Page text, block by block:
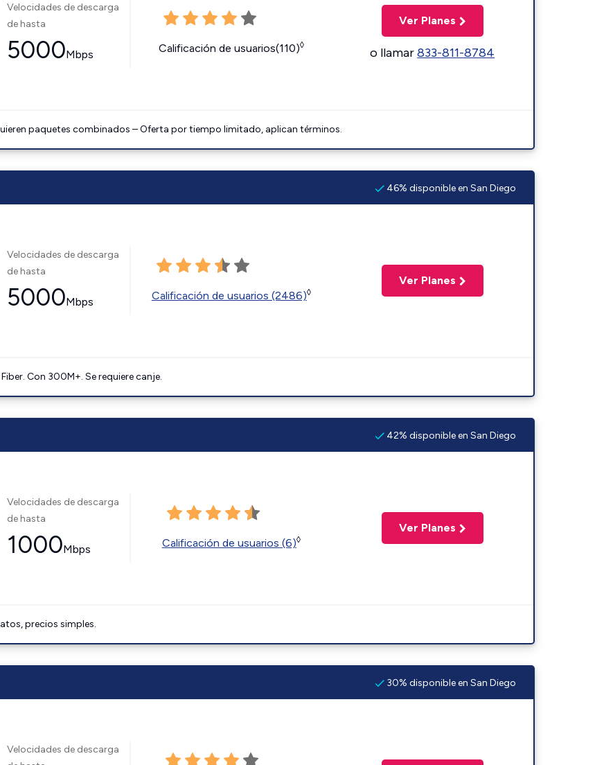
Velocidades de descarga
de hasta
5000Mbps Calificación de usuarios(110)◊
Ver Planes
o llamar833-811-8784
paquetes combinados – Oferta por tiempo limitado, aplican términos.
46% disponible en San Diego
Velocidades de descarga
de hasta
5000Mbps Calificación de usuarios (2486)◊
Ver Planes
Con 300M+. Se requiere canje.
42% disponible en San Diego
Velocidades de descarga
de hasta
1000Mbps Calificación de usuarios (6)◊
Ver Planes
precios simples.
30% disponible en San Diego
Velocidades de descarga